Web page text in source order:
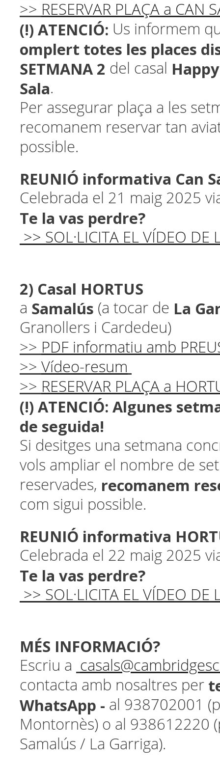
>> RESERVAR PLAÇA a CAN
(!) ATENCIÓ: Us informem
omplert totes les places
SETMANA 2 del casal
Sala.
Per assegurar plaça a les
recomanem reservar tan
possible.
REUNIÓ informativa Can
Celebrada el 21 maig 2025
Te la vas perdre?
>> SOL·LICITA EL VÍDEO
2) Casal HORTUS
a Samalús (a tocar de La
Granollers i Cardedeu)
>> PDF informatiu amb
>> Vídeo-resum
>> RESERVAR PLAÇA a
(!) ATENCIÓ: Algunes
de seguida!
Si desitges una setmana
vols ampliar el nombre de
reservades, recomanem
com sigui possible.
REUNIÓ informativa
Celebrada el 22 maig 2025
Te la vas perdre?
>> SOL·LICITA EL VÍDEO
MÉS INFORMACIÓ?
Escriu a
contacta amb nosaltres per
WhatsApp - al 938702001
Montornès) o al 938612220
Samalús / La Garriga).